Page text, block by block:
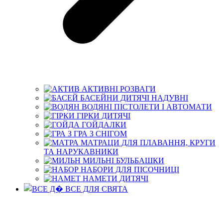
АКТИВНІ РОЗВАГИ
БАСЕЙНИ ДИТЯЧІ НАДУВНІ
ВОДЯНІ ПІСТОЛЕТИ І АВТОМАТИ
ГІРКИ ДИТЯЧІ
ГОЙДАЛКИ
ГРА З СНІГОМ
МАТРАЦИ ДЛЯ ПЛАВАННЯ, КРУГИ
ТА НАРУКАВНИКИ
МИЛЬНІ БУЛЬБАШКИ
НАБОРИ ДЛЯ ПІСОЧНИЦІ
НАМЕТИ ДИТЯЧІ
ВСЕ ДЛЯ СВЯТА